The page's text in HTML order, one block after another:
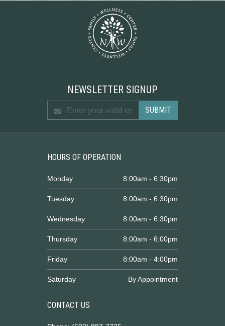
NEWSLETTER SIGNUP
HOURS OF OPERATION
Monday 8:00am - 6:30pm
Tuesday 8:00am - 6:30pm
Wednesday 8:00am - 6:30pm
Thursday 8:00am - 6:00pm
Friday 8:00am - 4:00pm
Saturday By Appointment
CONTACT US